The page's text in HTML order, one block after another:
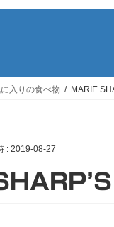
入りの食べ物 MARIE
: 2019-08-27